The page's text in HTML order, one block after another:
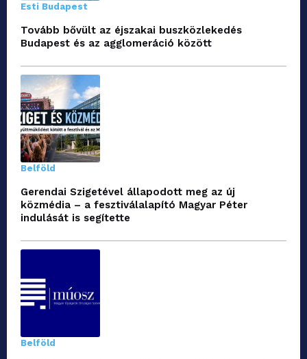
Esti Budapest
Tovább bővült az éjszakai buszközlekedés
Budapest és az agglomeráció között
Belföld
Gerendai Szigetével állapodott meg az új
közmédia – a fesztiválalapító Magyar Péter
indulását is segítette
Belföld